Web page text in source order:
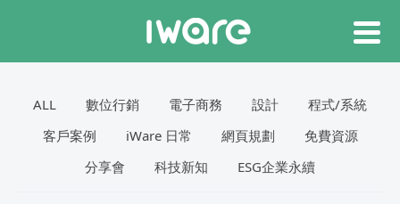
ALL 數位行銷 電子商務 設計
程式/系統
客戶案例
iWare 日常 網頁規劃
免費資源
分享會
科技新知 ESG企業永續